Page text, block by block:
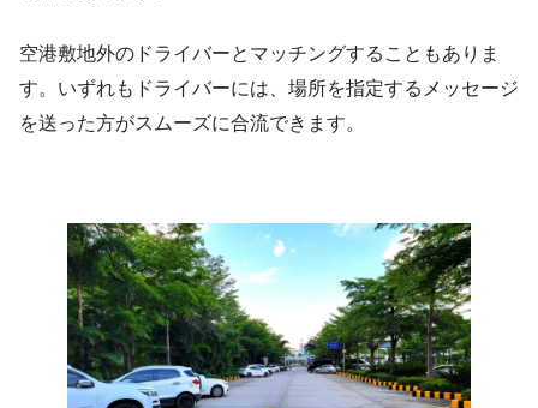
空港敷地外のドライバーとマッチングすることもありま
す。いずれもドライバーには、場所を指定するメッセージ
を送った方がスムーズに合流できます。